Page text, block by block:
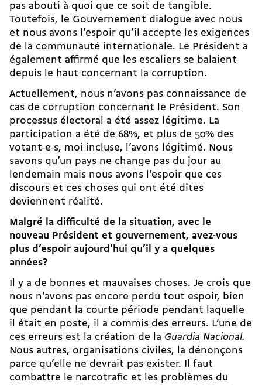
pas abouti à quoi que ce soit de tangible.
Toutefois, le Gouvernement dialogue avec nous
et nous avons l’espoir qu’il accepte les exigences
de la communauté internationale. Le Président a
également affirmé que les escaliers se balaient
depuis le haut concernant la corruption.
Actuellement, nous n’avons pas connaissance de
cas de corruption concernant le Président. Son
processus électoral a été assez légitime. La
participation a été de 68%, et plus de 50% des
votant-e-s, moi incluse, l’avons légitimé. Nous
savons qu’un pays ne change pas du jour au
lendemain mais nous avons l’espoir que ces
discours et ces choses qui ont été dites
deviennent réalité.
Malgré la difficulté de la situation, avec le
nouveau Président et gouvernement, avez-vous
plus d’espoir aujourd’hui qu’il y a quelques
années?
Il y a de bonnes et mauvaises choses. Je crois que
nous n’avons pas encore perdu tout espoir, bien
que pendant la courte période pendant laquelle
il était en poste, il a commis des erreurs. L’une de
ces erreurs est la création de la Guardia Nacional.
Nous autres, organisations civiles, la dénonçons
parce qu’elle ne devrait pas exister. Il faut
combattre le narcotrafic et les problèmes du